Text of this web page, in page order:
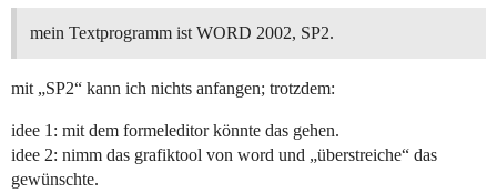
mein Textprogramm ist WORD 2002, SP2.
mit „SP2“ kann ich nichts anfangen; trotzdem:
idee 1: mit dem formeleditor könnte das gehen.
idee 2: nimm das grafiktool von word und „überstreiche“ das
gewünschte.